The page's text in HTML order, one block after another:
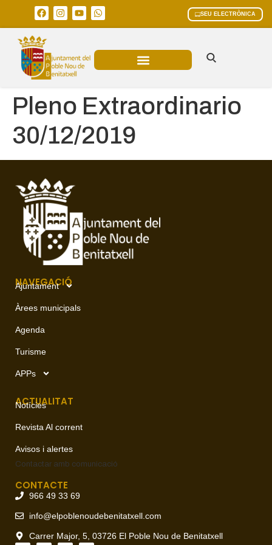
SEU ELECTRÒNICA
Pleno Extraordinario
30/12/2019
NAVEGACIÓ
Ajuntament
Àrees municipals
Agenda
Turisme
APPs
ACTUALITAT
Notícies
Revista Al corrent
Avisos i alertes
Contactar amb comunicació
CONTACTE
966 49 33 69
info@elpoblenoudebenitatxell.com
Carrer Major, 5, 03726 El Poble Nou de Benitatxell